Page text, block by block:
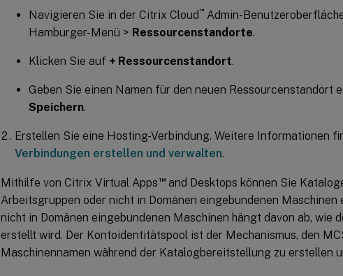
Navigieren Sie in der Citrix Cloud ™
Admin-
Hamburger-Menü > Ressourcenstandorte.
Klicken Sie auf + Ressourcenstandort.
Geben Sie einen Namen für den neuen Ressourcenstandort
Speichern.
Erstellen Sie eine Hosting-Verbindung. Weitere Informationen
Verbindungen erstellen und verwalten.
Mithilfe von Citrix Virtual Apps™and Desktops können Sie
Arbeitsgruppen oder nicht in Domänen eingebundenen Maschinen
nicht in Domänen eingebundenen Maschinen hängt davon ab, wie
erstellt wird. Der Kontoidentitätspool ist der Mechanismus, den
Maschinennamen während der Katalogbereitstellung zu erstellen